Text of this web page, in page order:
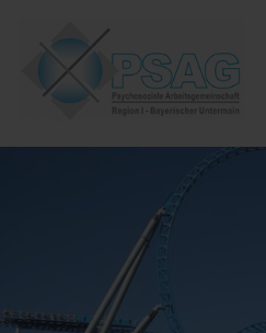
Wir über uns
Mitgliederversammlung